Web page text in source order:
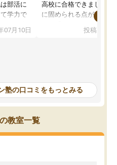
部活に
学力で
きてよ
自分が
い人に
はない
07月10日
高校に合格できました。
に固められる点が魅力で
項目のおかげで、手軽
元数が可視化されるので
しながら意欲的に取り組
常に効果を実感している
すめできる塾です。
投稿日：
塾の口コミをもっとみる
教室一覧